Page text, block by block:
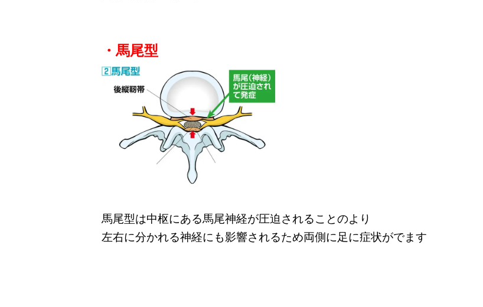
・馬尾型
馬尾型は中枢にある馬尾神経が圧迫されることのより
左右に分かれる神経にも影響されるため両側に足に症状がでます